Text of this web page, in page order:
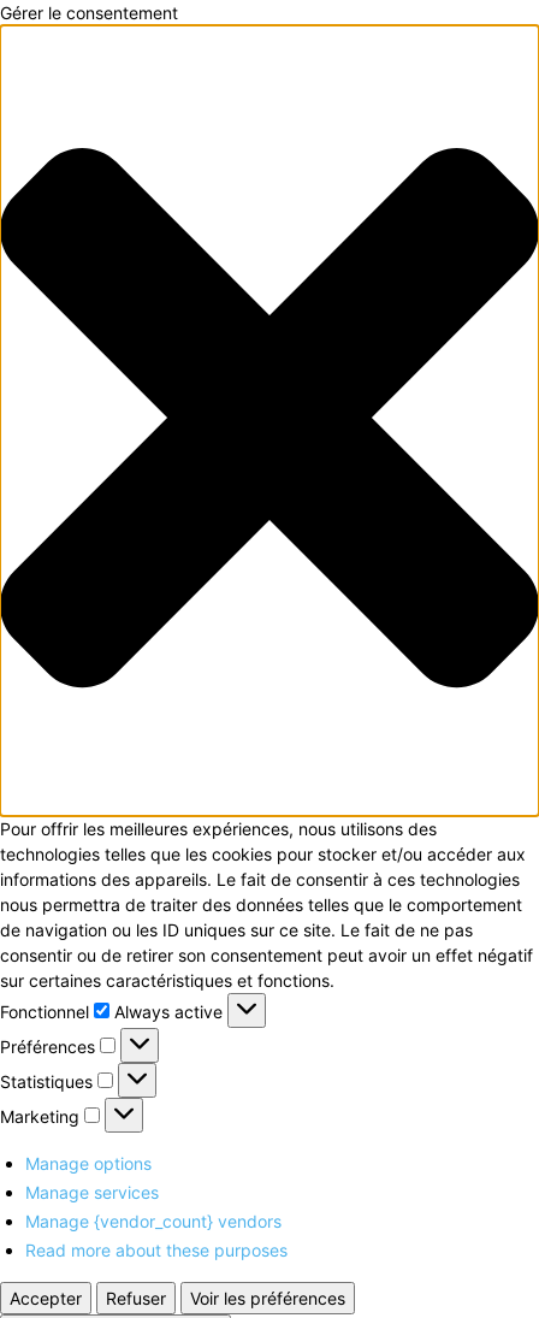
Gérer le consentement
Pour offrir les meilleures expériences, nous utilisons des
technologies telles que les cookies pour stocker et/ou accéder aux
informations des appareils. Le fait de consentir à ces technologies
nous permettra de traiter des données telles que le comportement
de navigation ou les ID uniques sur ce site. Le fait de ne pas
consentir ou de retirer son consentement peut avoir un effet négatif
sur certaines caractéristiques et fonctions.
Fonctionnel
Fonctionnel
Always active
Préférences
Préférences
Statistiques Statistiques
Marketing Marketing
Manage options
Manage services
Manage {vendor_count} vendors
Read more about these purposes
Accepter Refuser
Voir les préférences